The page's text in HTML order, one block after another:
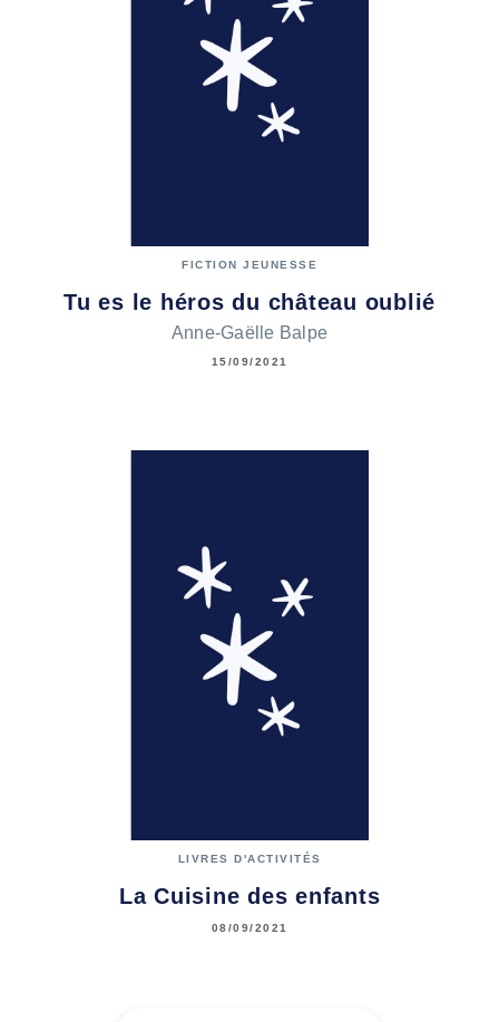
FICTION JEUNESSE
Tu es le héros du château oublié
Anne-Gaëlle Balpe
15/09/2021
LIVRES D'ACTIVITÉS
La Cuisine des enfants
08/09/2021